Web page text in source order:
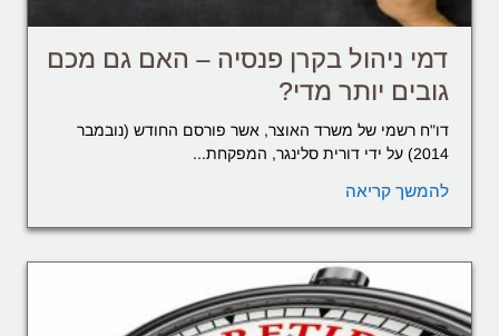
דמי ניהול בקרן פנסיה – האם גם מכם
גובים יותר מדי?
דו"ח רשמי של משרד האוצר, אשר פורסם החודש (נובמבר
2014) על ידי דורית סלינגר, המפקחת...
להמשך קריאה